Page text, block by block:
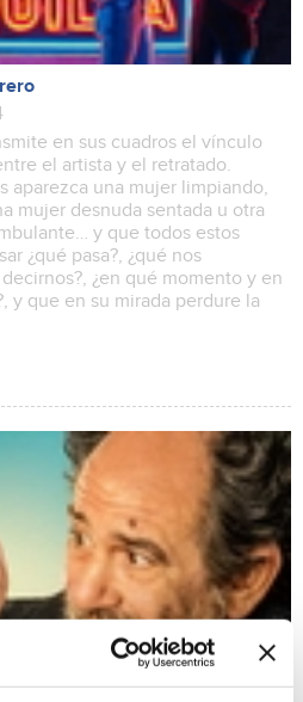
en sus cuadros el vínculo
el artista y el retratado.
aparezca una mujer limpiando,
mujer desnuda sentada u otra
y que todos estos
¿qué pasa?, ¿qué nos
¿en qué momento y en
y que en su mirada perdure la